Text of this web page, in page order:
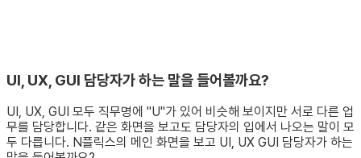
UI, UX, GUI 담당자가 하는 말을 들어볼까요?
UI, UX, GUI 모두 직무명에 "U"가 있어 비슷해 보이지만 서로 다른 업
무를 담당합니다. 같은 화면을 보고도 담당자의 입에서 나오는 말이 모
두 다릅니다. N플릭스의 메인 화면을 보고 UI, UX GUI 담당자가 하는